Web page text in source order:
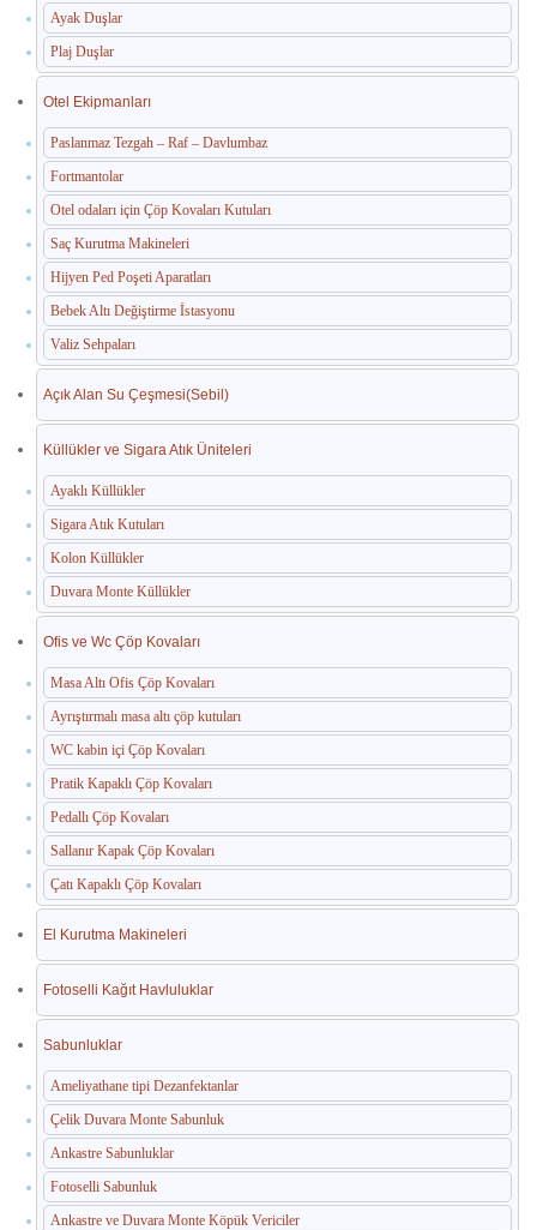
Ayak Duşlar
Plaj Duşlar
Otel Ekipmanları
Paslanmaz Tezgah – Raf – Davlumbaz
Fortmantolar
Otel odaları için Çöp Kovaları Kutuları
Saç Kurutma Makineleri
Hijyen Ped Poşeti Aparatları
Bebek Altı Değiştirme İstasyonu
Valiz Sehpaları
Açık Alan Su Çeşmesi(Sebil)
Küllükler ve Sigara Atık Üniteleri
Ayaklı Küllükler
Sigara Atık Kutuları
Kolon Küllükler
Duvara Monte Küllükler
Ofis ve Wc Çöp Kovaları
Masa Altı Ofis Çöp Kovaları
Ayrıştırmalı masa altı çöp kutuları
WC kabin içi Çöp Kovaları
Pratik Kapaklı Çöp Kovaları
Pedallı Çöp Kovaları
Sallanır Kapak Çöp Kovaları
Çatı Kapaklı Çöp Kovaları
El Kurutma Makineleri
Fotoselli Kağıt Havluluklar
Sabunluklar
Ameliyathane tipi Dezanfektanlar
Çelik Duvara Monte Sabunluk
Ankastre Sabunluklar
Fotoselli Sabunluk
Ankastre ve Duvara Monte Köpük Vericiler